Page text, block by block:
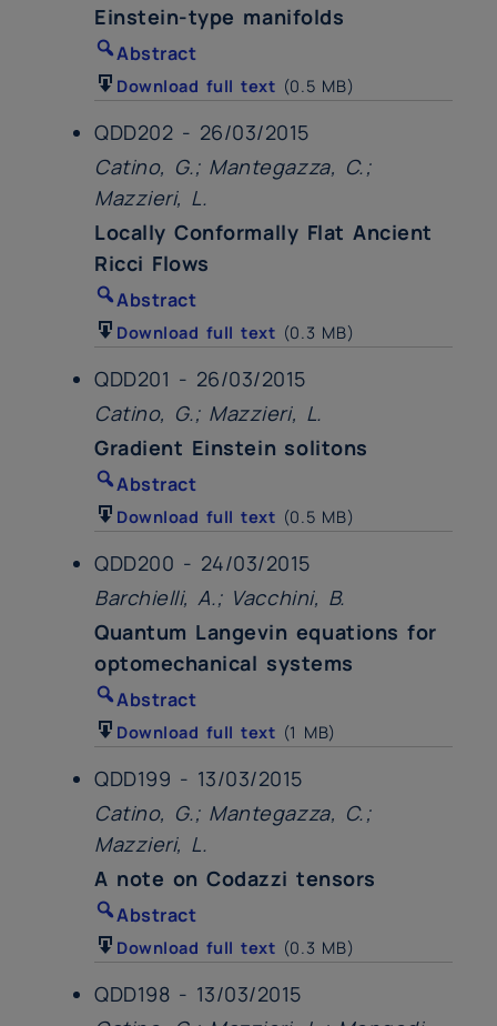
Einstein-type manifolds
Abstract
Download full text (0.5 MB)
QDD202 - 26/03/2015
Catino, G.; Mantegazza, C.;
Mazzieri, L.
Locally Conformally Flat Ancient
Ricci Flows
Abstract
Download full text (0.3 MB)
QDD201 - 26/03/2015
Catino, G.; Mazzieri, L.
Gradient Einstein solitons
Abstract
Download full text (0.5 MB)
QDD200 - 24/03/2015
Barchielli, A.; Vacchini, B.
Quantum Langevin equations for
optomechanical systems
Abstract
Download full text (1 MB)
QDD199 - 13/03/2015
Catino, G.; Mantegazza, C.;
Mazzieri, L.
A note on Codazzi tensors
Abstract
Download full text (0.3 MB)
QDD198 - 13/03/2015